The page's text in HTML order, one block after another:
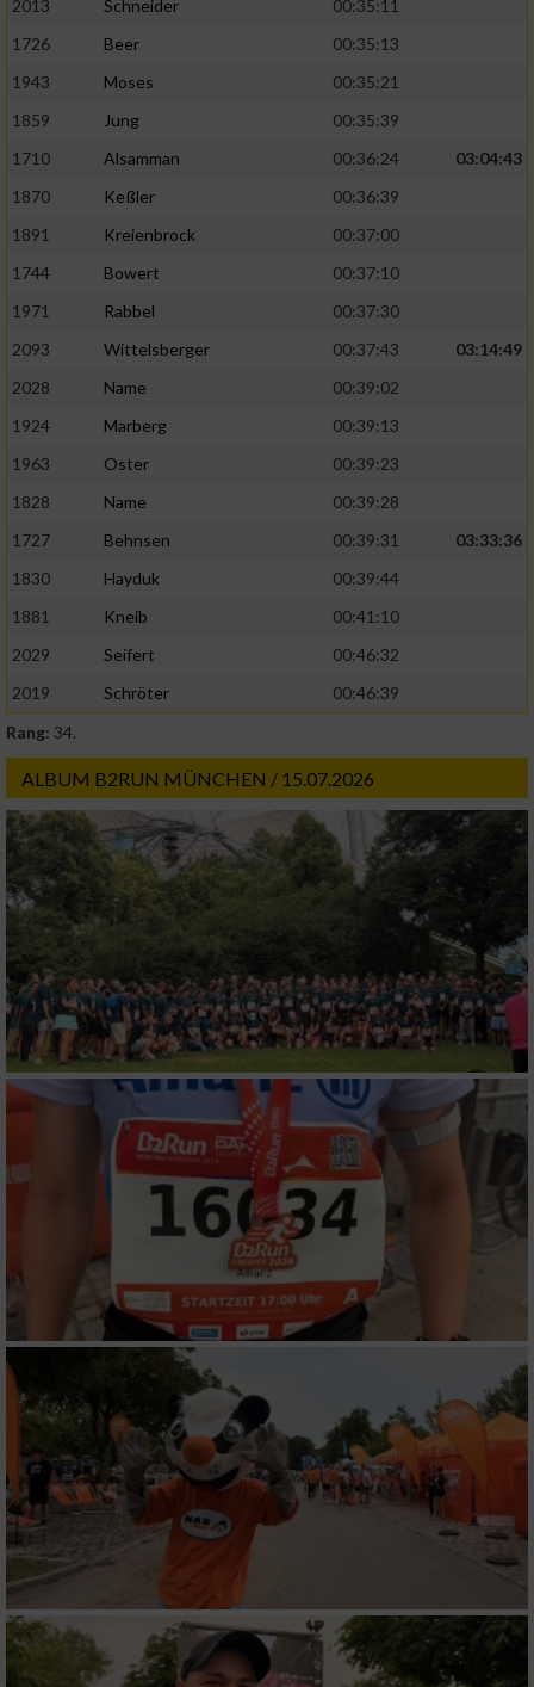
2013
Schneider
00:35:11
1726
Beer
00:35:13
1943
Moses
00:35:21
1859
Jung
00:35:39
1710
Alsamman 00:36:24
03:04:43
1870
Keßler
00:36:39
1891
Kreienbrock
00:37:00
1744
Bowert
00:37:10
1971
Rabbel
00:37:30
2093
Wittelsberger 00:37:43
03:14:49
2028
Name
00:39:02
1924
Marberg
00:39:13
1963
Oster
00:39:23
1828
Name
00:39:28
1727
Behnsen 00:39:31
03:33:36
1830
Hayduk
00:39:44
1881
Kneib
00:41:10
2029
Seifert
00:46:32
2019
Schröter
00:46:39
Rang: 34.
ALBUM B2RUN MÜNCHEN / 15.07.2026
Verwendung reduzierter Daten zur Auswahl
von Werbeanzeigen
Werbung
personalisierter Werbung
von Inhalten
personalisierter Inhalte
Analyse von Zielgruppen durch Statistiken
oder Kombinationen von Daten aus
verschiedenen Quellen
Verwendung reduzierter Daten zur Auswahl
von Inhalten
IAB-Besonderheiten:
Verwendung genauer Standortdaten
Geräte anhand von aktiv angeforderten
Informationen identifizieren
Nicht-IAB-Verarbeitungszwecke:
Notwendig
Performance
Funktional